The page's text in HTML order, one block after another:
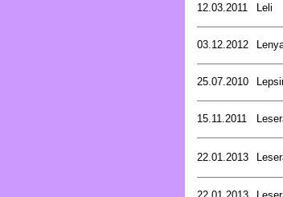
12.03.2011 Leli
03.12.2012
25.07.2010
15.11.2011
22.01.2013